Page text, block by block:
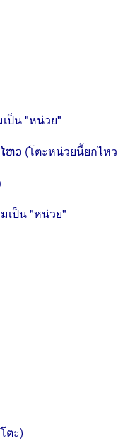
ป็น "หน่วย"
ວ (โตะหน่วยนี้ยกไห
เป็น "หน่วย"
ตะ)